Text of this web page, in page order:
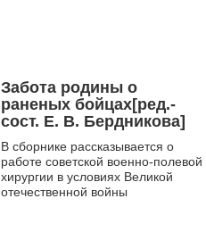
Забота родины о
раненых бойцах[ред.-
сост. Е. В. Бердникова]
В сборнике рассказывается о
работе советской военно-полевой
хирургии в условиях Великой
отечественной войны